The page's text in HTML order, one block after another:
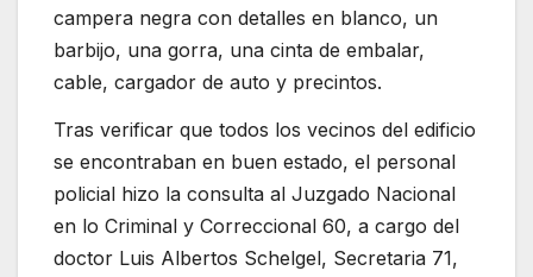
campera negra con detalles en blanco, un
barbijo, una gorra, una cinta de embalar,
cable, cargador de auto y precintos.
Tras verificar que todos los vecinos del edificio
se encontraban en buen estado, el personal
policial hizo la consulta al Juzgado Nacional
en lo Criminal y Correccional 60, a cargo del
doctor Luis Albertos Schelgel, Secretaria 71,